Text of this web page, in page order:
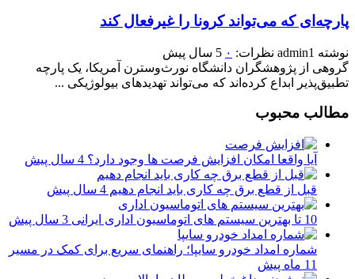
پارچه‌ای که می‌تواند کرونا را غیرفعال کند
نوشته admin1 نظرات: ۰ 5 سال پیش
گروهی از پژوهشگران دانشگاه نورث‌وسترن آمریکا، یک پارچه
تطبیق‌پذیر ابداع کرده‌اند که می‌تواند تهدیدهای بیولوژیکی ...
مطالب محبوب
آیا واقعا امکان افزایش فرصت ها وجود دارد؟ 4 سال پیش
قبل از قطع برق چه کاری باید انجام دهیم 4 سال پیش
10 تا بهترین سیستم های اتوماسیون اداری ایرانی 3 سال پیش
شماره امداد خودرو سایپا؛ راهنمای سریع برای کمک در مسیر
11 ماه پیش